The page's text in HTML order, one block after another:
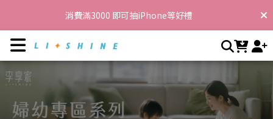
消費滿3000 即可抽iPhone等好禮
消費滿3888 滿額贈LADY TIME SO Easy生椰拿鐵*10包
消費滿8888 滿額贈LADY TIME蕭香私密香萃粉包(10入/盒) 乙盒，
再現折388
消費滿12000 送 滿額贈蕭香私密香萃粉包(30入/盒) 乙盒+蕭春魚子
膠囊(500mg/30粒/盒) 乙盒